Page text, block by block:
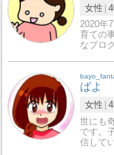
女性
2020年
育ての
なブロ
ばよ
女性
世にも
です。
信して